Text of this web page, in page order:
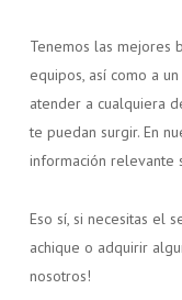
Tenemos las mejores
equipos, así como a
atender a cualquiera
te puedan surgir. En
información relevante
Eso sí, si necesitas el
achique o adquirir
nosotros!